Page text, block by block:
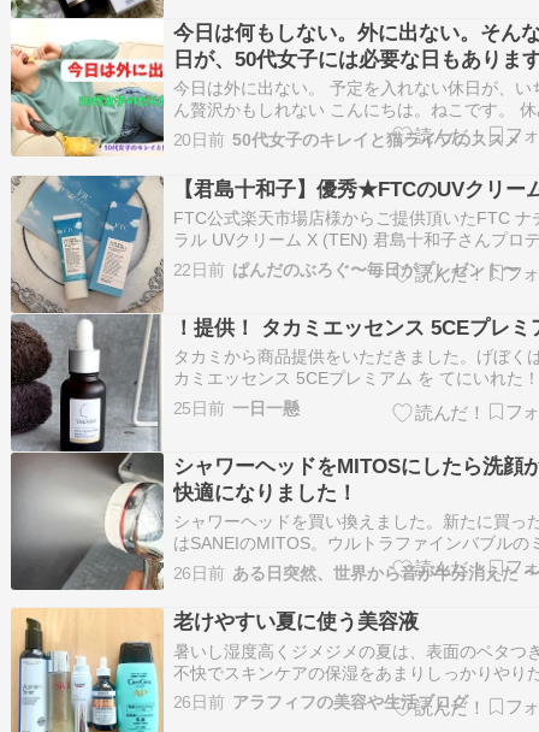
リつき、べたつきを感じないタカ…
今日は何もしない。外に出ない。そん
日が、50代女子には必要な日もありま
今日は外に出ない。 予定を入れない休日が、い
ん贅沢かもしれない こんにちは。ねこです。
日だからといって、どこかへ出かけなければい
いわけではありません。 友達とランチをしたり
い物に行ったり、美容院に行ったり。もちろん
ういう休日も楽しいです。でも、50代にな…
20日前 50代女子のキレイと猫ライフのススメ
【君島十和子】優秀★FTCのUVクリー
FTC公式楽天市場店様からご提供頂いたFTC ナ
ラル UVクリーム X (TEN) 君島十和子さんプロ
ス スキンケアブランドFTCの商品です。FTC
ラル UVクリーム X (TEN) 君島十和子 SPF50+
22日前 ぱんだのぶろぐ〜毎日がプレゼント〜
！提供！ タカミエッセンス 5CEプレミ
タカミから商品提供をいただきました。げぼく
カミエッセンス 5CEプレミアム を てにいれた
しよう！タカミエッセンス 5CEプレミアムとは
計販売数60万本*を超えるタカミ人気のビタミ
進化を遂げたものである！*2…
25日前 一日一懸
シャワーヘッドをMITOSにしたら洗顔
快適になりました！
シャワーヘッドを買い換えました。新たに買っ
はSANEIのMITOS。ウルトラファインバブルの
ト機能付きのシャワーヘッドです。別に今使っ
るヘッドが壊れたわけではないのですが、ネッ
見ていて左のミスト機能が欲しくて買いました
ルトラファインバブルといえど、普通のシャ…
26日前
老けやすい夏に使う美容液
暑いし湿度高くジメジメの夏は、表面のベタつ
不快でスキンケアの保湿をあまりしっかりやり
ない。でも日照時間は長いし日差しは強いしで
線ダメージは気になる。なので夏場は、冬より
26日前 アラフィフの美容や生活ブログ